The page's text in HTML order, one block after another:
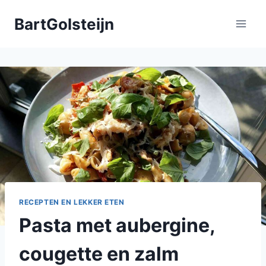
naarBartGolsteijn
RECEPTEN EN LEKKER ETEN
Pasta met aubergine,
cougette en zalm